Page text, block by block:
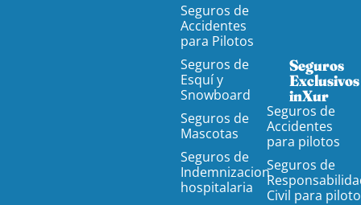
Seguros de
Accidentes
para Pilotos
Seguros de
Esquí y
Snowboard
Seguros de
Mascotas
Seguros de
Indemnizacion
hospitalaria
Seguros
Exclusivos
inXur
Seguros de
Accidentes
para pilotos
Seguros de
Civil para